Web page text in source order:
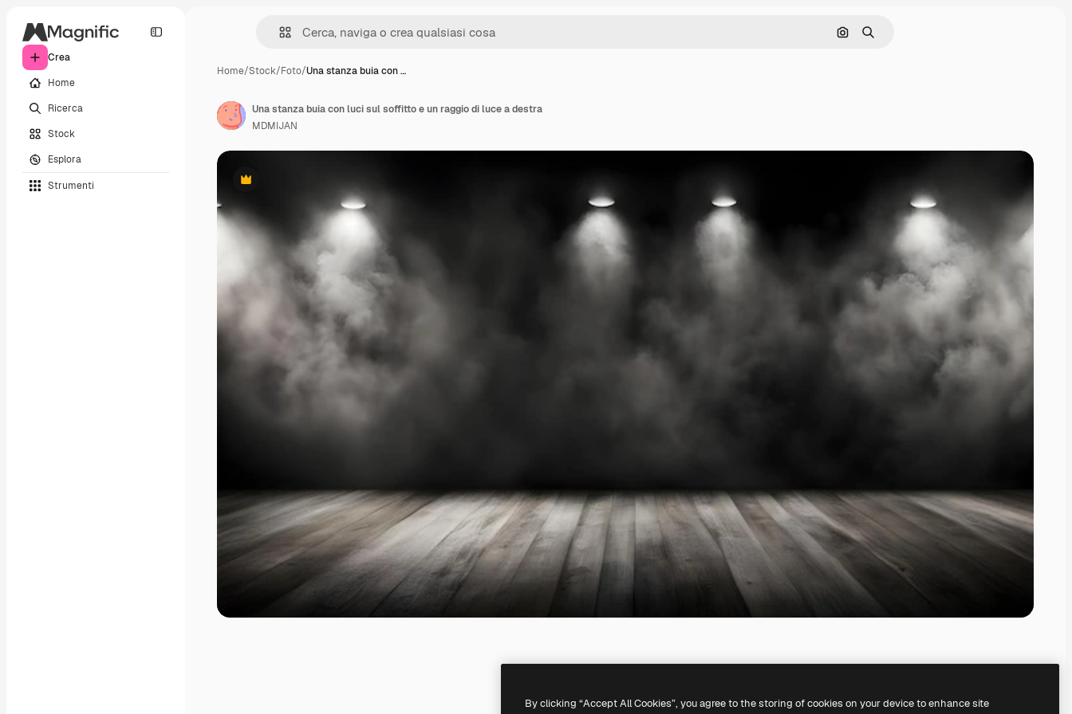
Crea
Home
Ricerca
Stock
Esplora
Strumenti
Cerca per immagine
Ricerca
Home/Stock/Foto/Una stanza buia con …
Premium
Una stanza buia con luci sul soffitto e un raggio di luce a destra
MDMIJAN
By clicking “Accept All Cookies”, you agree to the storing of cookies on your device to enhance site